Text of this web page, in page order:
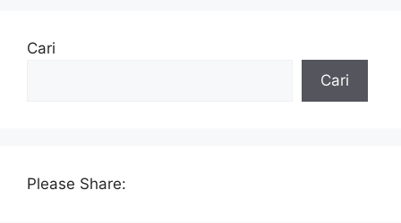
Cari
Cari
Please Share: